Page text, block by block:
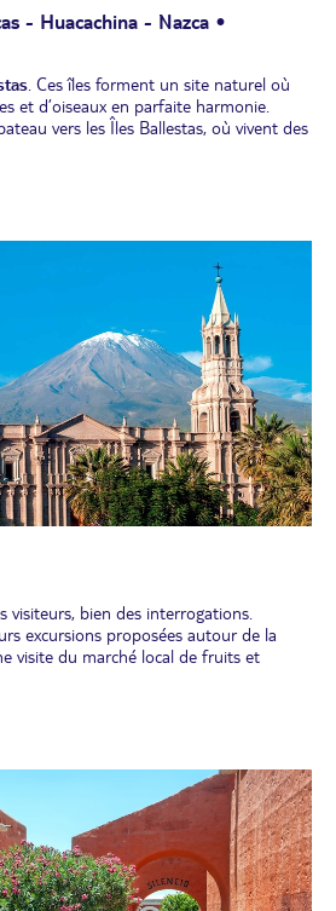
- Huacachina - Nazca •
. Ces îles forment un site naturel où
et d’oiseaux en parfaite harmonie.
vers les Îles Ballestas, où vivent des
est possible de voir clairement sur le
d’observer certains détails des lignes de
de prendre de la hauteur afin
merveilles.
visiteurs, bien des interrogations.
excursions proposées autour de la
visite du marché local de fruits et
avant départ : survol des lignes
l’après-midi pour
(altitude maximale : 2 340 m) et
à l’hôtel.